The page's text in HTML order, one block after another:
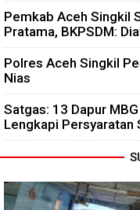
Pemkab Aceh Singkil
Pratama, BKPSDM:
Polres Aceh Singkil
Nias
Satgas: 13 Dapur
Lengkapi Persyaratan